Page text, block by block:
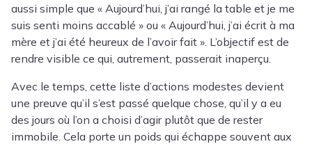
aussi simple que « Aujourd’hui, j’ai rangé la table et je me
suis senti moins accablé » ou « Aujourd’hui, j’ai écrit à ma
mère et j’ai été heureux de l’avoir fait ». L’objectif est de
rendre visible ce qui, autrement, passerait inaperçu.
Avec le temps, cette liste d’actions modestes devient
une preuve qu’il s’est passé quelque chose, qu’il y a eu
des jours où l’on a choisi d’agir plutôt que de rester
immobile. Cela porte un poids qui échappe souvent aux